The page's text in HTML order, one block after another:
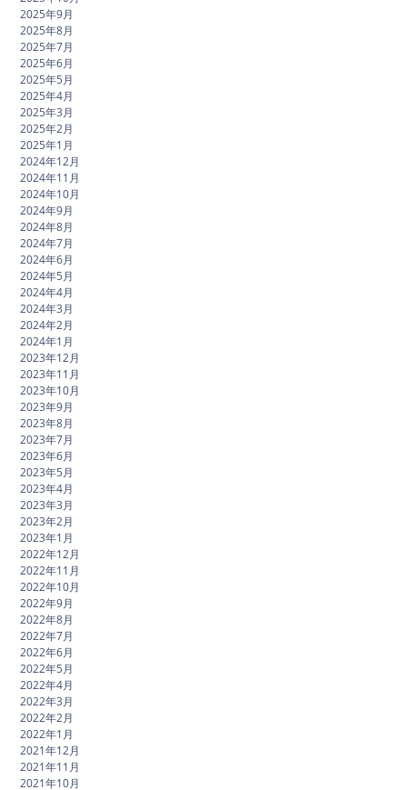
2025年9月
2025年8月
2025年7月
2025年6月
2025年5月
2025年4月
2025年3月
2025年2月
2025年1月
2024年12月
2024年11月
2024年10月
2024年9月
2024年8月
2024年7月
2024年6月
2024年5月
2024年4月
2024年3月
2024年2月
2024年1月
2023年12月
2023年11月
2023年10月
2023年9月
2023年8月
2023年7月
2023年6月
2023年5月
2023年4月
2023年3月
2023年2月
2023年1月
2022年12月
2022年11月
2022年10月
2022年9月
2022年8月
2022年7月
2022年6月
2022年5月
2022年4月
2022年3月
2022年2月
2022年1月
2021年12月
2021年11月
2021年10月